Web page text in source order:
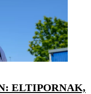
ELTIPORNAK,